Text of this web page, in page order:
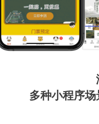
多种小程序